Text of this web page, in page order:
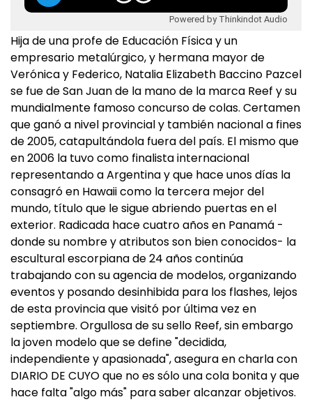
Powered by Thinkindot Audio
Hija de una profe de Educación Física y un
empresario metalúrgico, y hermana mayor de
Verónica y Federico, Natalia Elizabeth Baccino Pazcel
se fue de San Juan de la mano de la marca Reef y su
mundialmente famoso concurso de colas. Certamen
que ganó a nivel provincial y también nacional a fines
de 2005, catapultándola fuera del país. El mismo que
en 2006 la tuvo como finalista internacional
representando a Argentina y que hace unos días la
consagró en Hawaii como la tercera mejor del
mundo, título que le sigue abriendo puertas en el
exterior. Radicada hace cuatro años en Panamá -
donde su nombre y atributos son bien conocidos- la
escultural escorpiana de 24 años continúa
trabajando con su agencia de modelos, organizando
eventos y posando desinhibida para los flashes, lejos
de esta provincia que visitó por última vez en
septiembre. Orgullosa de su sello Reef, sin embargo
la joven modelo que se define "decidida,
independiente y apasionada", asegura en charla con
DIARIO DE CUYO que no es sólo una cola bonita y que
hace falta "algo más" para saber alcanzar objetivos.